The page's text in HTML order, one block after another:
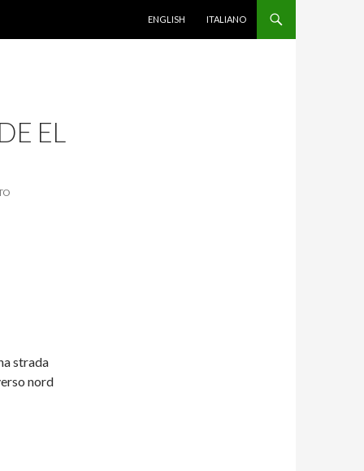
ENGLISH
ITALIANO
EL
strada
nord